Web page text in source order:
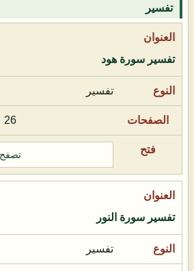
تفسير
تفسير سورة هود
تفسير
26
تصفح
تفسير سورة النور
تفسير